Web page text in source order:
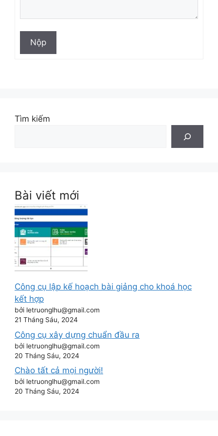
Nộp
Tìm kiếm
Bài viết mới
Công cụ lập kế hoạch bài giảng cho khoá học
kết hợp
bởi letruonglhu@gmail.com
21 Tháng Sáu, 2024
Công cụ xây dựng chuẩn đầu ra
bởi letruonglhu@gmail.com
20 Tháng Sáu, 2024
Chào tất cả mọi người!
bởi letruonglhu@gmail.com
20 Tháng Sáu, 2024